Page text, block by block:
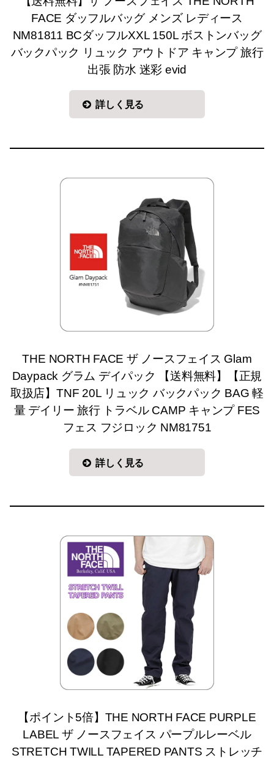
FACE ダッフルバッグ メンズ レディース
NM81811 BCダッフルXXL 150L ボストンバッグ
バックパック リュック アウトドア キャンプ 旅行
出張 防水 迷彩 evid
詳しく見る
THE NORTH FACE ザ ノースフェイス Glam
Daypack グラム デイパック 【送料無料】【正規
取扱店】TNF 20L リュック バックパック BAG 軽
量 デイリー 旅行 トラベル CAMP キャンプ FES
フェス フジロック NM81751
詳しく見る
【ポイント5倍】THE NORTH FACE PURPLE
LABEL ザ ノースフェイス パープルレーベル
STRETCH TWILL TAPERED PANTS ストレッチ